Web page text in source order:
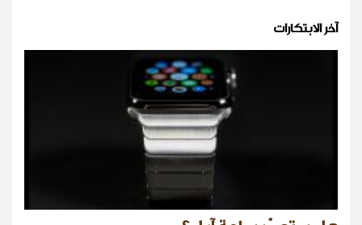
آخر الابتكارات